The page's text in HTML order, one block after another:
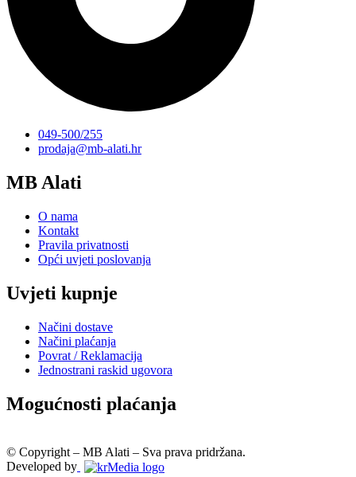
049-500/255
prodaja@mb-alati.hr
MB Alati
O nama
Kontakt
Pravila privatnosti
Opći uvjeti poslovanja
Uvjeti kupnje
Načini dostave
Načini plaćanja
Povrat / Reklamacija
Jednostrani raskid ugovora
Mogućnosti plaćanja
© Copyright – MB Alati – Sva prava pridržana.
Developed by